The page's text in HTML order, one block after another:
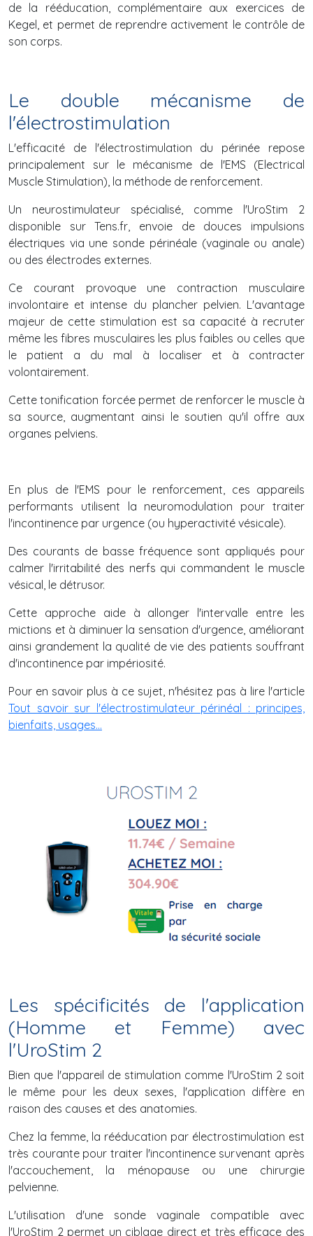
de la rééducation, complémentaire aux exercices de
Kegel, et permet de reprendre activement le contrôle de
son corps.
Le double mécanisme de
l'électrostimulation
L'efficacité de l'électrostimulation du périnée repose
principalement sur le mécanisme de l'EMS (Electrical
Muscle Stimulation), la méthode de renforcement.
Un neurostimulateur spécialisé, comme l'UroStim 2
disponible sur Tens.fr, envoie de douces impulsions
électriques via une sonde périnéale (vaginale ou anale)
ou des électrodes externes.
Ce courant provoque une contraction musculaire
involontaire et intense du plancher pelvien. L'avantage
majeur de cette stimulation est sa capacité à recruter
même les fibres musculaires les plus faibles ou celles que
le patient a du mal à localiser et à contracter
volontairement.
Cette tonification forcée permet de renforcer le muscle à
sa source, augmentant ainsi le soutien qu'il offre aux
organes pelviens.
En plus de l'EMS pour le renforcement, ces appareils
performants utilisent la neuromodulation pour traiter
l'incontinence par urgence (ou hyperactivité vésicale).
Des courants de basse fréquence sont appliqués pour
calmer l'irritabilité des nerfs qui commandent le muscle
vésical, le détrusor.
Cette approche aide à allonger l'intervalle entre les
mictions et à diminuer la sensation d'urgence, améliorant
ainsi grandement la qualité de vie des patients souffrant
d'incontinence par impériosité.
Pour en savoir plus à ce sujet, n'hésitez pas à lire l'article
Tout savoir sur l'électrostimulateur périnéal : principes,
bienfaits, usages...
Les spécificités de l'application
(Homme et Femme) avec
l'UroStim 2
Bien que l'appareil de stimulation comme l'UroStim 2 soit
le même pour les deux sexes, l'application diffère en
raison des causes et des anatomies.
Chez la femme, la rééducation par électrostimulation est
très courante pour traiter l'incontinence survenant après
l'accouchement, la ménopause ou une chirurgie
pelvienne.
L'utilisation d'une sonde vaginale compatible avec
l'UroStim 2 permet un ciblage direct et très efficace des